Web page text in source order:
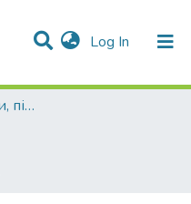
Log In (current)
Факультет економіки, підприємництва та інформаційних технологій